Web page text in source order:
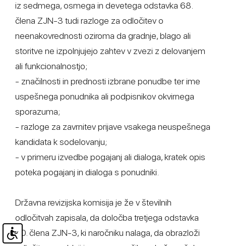
iz sedmega, osmega in devetega odstavka 68.
člena ZJN-3 tudi razloge za odločitev o
neenakovrednosti oziroma da gradnje, blago ali
storitve ne izpolnjujejo zahtev v zvezi z delovanjem
ali funkcionalnostjo;
- značilnosti in prednosti izbrane ponudbe ter ime
uspešnega ponudnika ali podpisnikov okvirnega
sporazuma;
- razloge za zavrnitev prijave vsakega neuspešnega
kandidata k sodelovanju;
- v primeru izvedbe pogajanj ali dialoga, kratek opis
poteka pogajanj in dialoga s ponudniki.
Državna revizijska komisija je že v številnih
odločitvah zapisala, da določba tretjega odstavka
90. člena ZJN-3, ki naročniku nalaga, da obrazloži